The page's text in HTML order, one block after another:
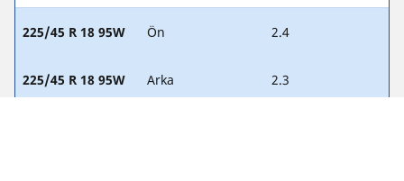
225/45 R 18 95W Ön 2.4
225/45 R 18 95W Arka 2.3